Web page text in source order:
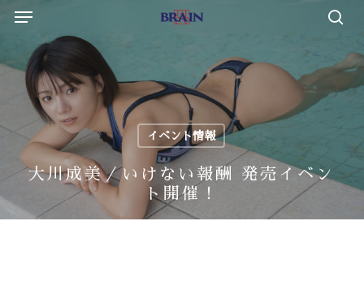
Skip
content
Menu
イベント情報
大川成美／いけない報酬 発売イベン
ト開催！